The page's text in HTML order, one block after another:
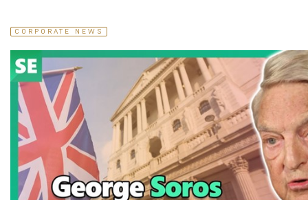
CORPORATE NEWS